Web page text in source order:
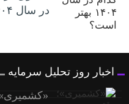
در سال ۱۴۰۴ بهتر است؟
اخبار روز تحلیل سرمایه